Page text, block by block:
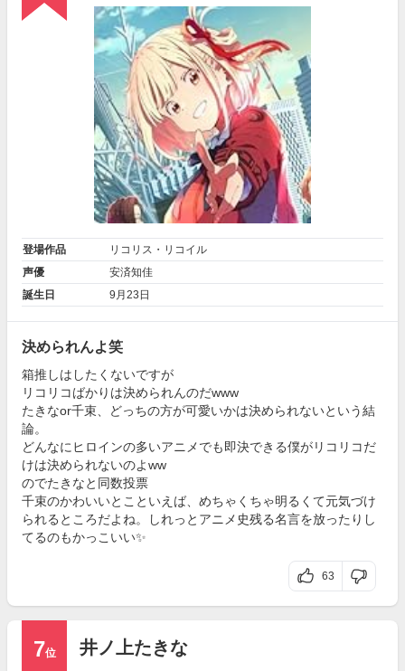
登場作品
リコリス・リコイル
声優
安済知佳
誕生日
9月23日
決められんよ笑
箱推しはしたくないですが
リコリコばかりは決められんのだwww
たきなor千束、どっちの方が可愛いかは決められないという結
論。
どんなにヒロインの多いアニメでも即決できる僕がリコリコだ
けは決められないのよww
のでたきなと同数投票
千束のかわいいとこといえば、めちゃくちゃ明るくて元気づけ
られるところだよね。しれっとアニメ史残る名言を放ったりし
てるのもかっこいい✨
63
7位 井ノ上たきな